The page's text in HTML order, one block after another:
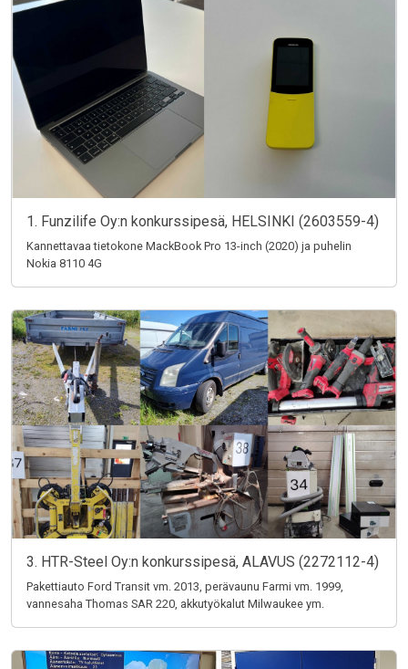
1. Funzilife Oy:n konkurssipesä, HELSINKI (2603559-4)
Kannettavaa tietokone MackBook Pro 13-inch (2020) ja puhelin
Nokia 8110 4G
3. HTR-Steel Oy:n konkurssipesä, ALAVUS (2272112-4)
Pakettiauto Ford Transit vm. 2013, perävaunu Farmi vm. 1999,
vannesaha Thomas SAR 220, akkutyökalut Milwaukee ym.